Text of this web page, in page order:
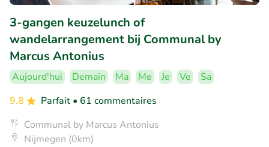
3-gangen keuzelunch of
wandelarrangement bij Communal by
Marcus Antonius
Aujourd'hui Demain Ma Me Je Ve
Sa
9.8
Parfait • 61 commentaires
Communal by Marcus Antonius
Nijmegen (0km)